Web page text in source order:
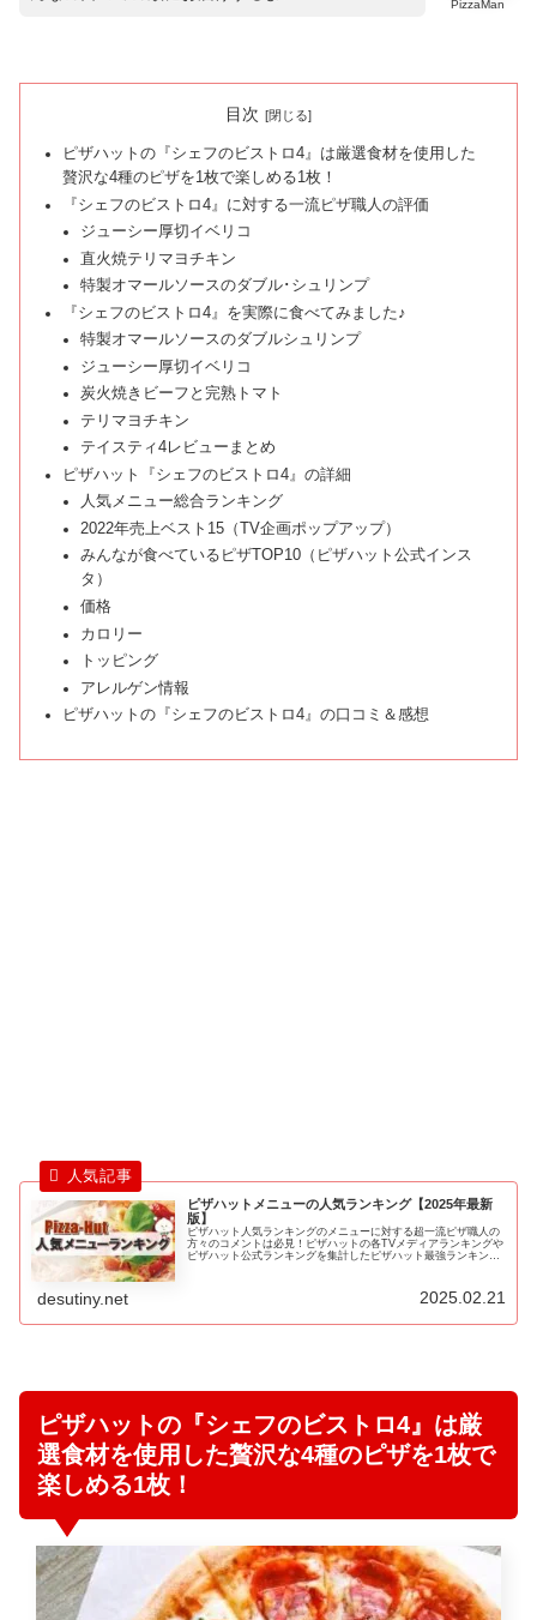
PizzaMan
目次
ピザハットの『シェフのビストロ4』は厳選食材を使用した
贅沢な4種のピザを1枚で楽しめる1枚！
『シェフのビストロ4』に対する一流ピザ職人の評価
ジューシー厚切イベリコ
直火焼テリマヨチキン
特製オマールソースのダブル･シュリンプ
『シェフのビストロ4』を実際に食べてみました♪
特製オマールソースのダブルシュリンプ
ジューシー厚切イベリコ
炭火焼きビーフと完熟トマト
テリマヨチキン
テイスティ4レビューまとめ
ピザハット『シェフのビストロ4』の詳細
人気メニュー総合ランキング
2022年売上ベスト15（TV企画ポップアップ）
みんなが食べているピザTOP10（ピザハット公式インス
タ）
価格
カロリー
トッピング
アレルゲン情報
ピザハットの『シェフのビストロ4』の口コミ＆感想
ピザハットメニューの人気ランキング【2025年最新
版】
ピザハット人気ランキングのメニューに対する超一流ピザ職人の
方々のコメントは必見！ピザハットの各TVメディアランキングや
ピザハット公式ランキングを集計したピザハット最強ランキング
desutiny.net 2025.02.21
ピザハットの『シェフのビストロ4』は厳
選食材を使用した贅沢な4種のピザを1枚で
楽しめる1枚！